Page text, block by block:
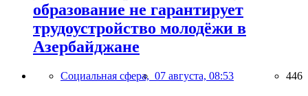
образование не гарантирует
трудоустройство молодёжи в
Азербайджане
Социальная сфера, 07 августа, 08:53 446